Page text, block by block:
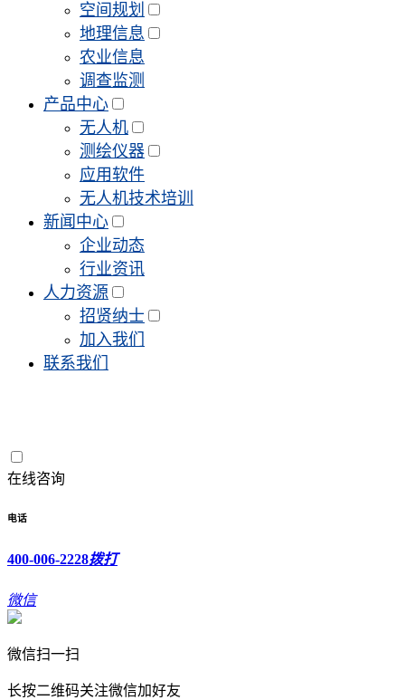
空间规划
地理信息
农业信息
调查监测
产品中心
无人机
测绘仪器
应用软件
无人机技术培训
新闻中心
企业动态
行业资讯
人力资源
招贤纳士
加入我们
联系我们
在线咨询
电话
400-006-2228拨打
微信
微信扫一扫
长按二维码关注微信加好友